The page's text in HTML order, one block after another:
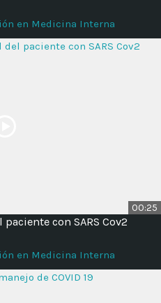
en Medicina Interna
00:25
con SARS Cov2
en Medicina Interna